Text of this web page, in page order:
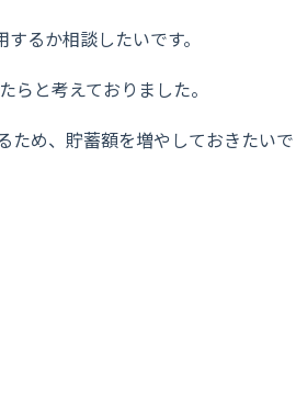
るか相談したいです。
らと考えておりました。
め、 貯蓄額を増やしておきたいで